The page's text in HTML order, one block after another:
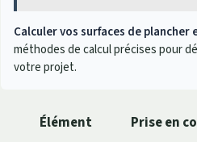
Calculer vos surfaces de
méthodes de calcul précises pour
votre projet.
Élément Prise en